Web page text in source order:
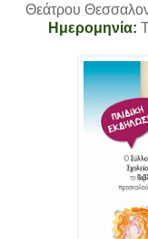
Θεάτρου
Ημερομηνία: